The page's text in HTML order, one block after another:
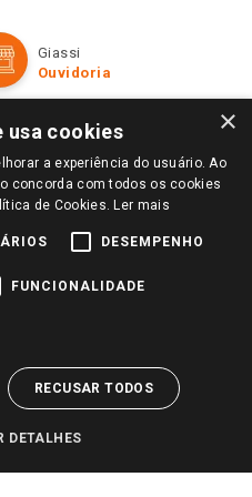
Giassi
Ouvidoria
×
usa cookies
a experiência do usuário. Ao
concorda com todos os cookies
de Cookies. Ler mais
DESEMPENHO
FUNCIONALIDADE
RECUSAR TODOS
DETALHES